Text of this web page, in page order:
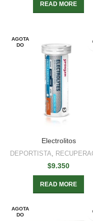
READ MORE
AGOTA
DO
Electrolitos
DEPORTISTA,
$9.350
READ MORE
AGOTA
DO